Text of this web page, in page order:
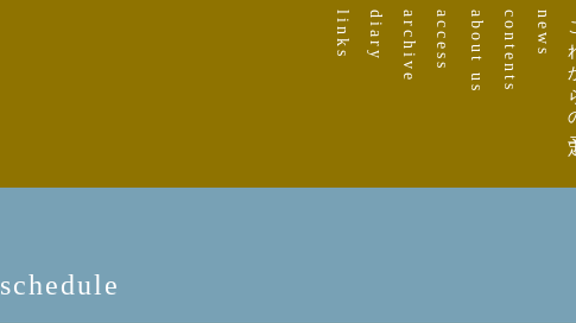
こ
news
contents
about us
access
archive
diary
links
schedule